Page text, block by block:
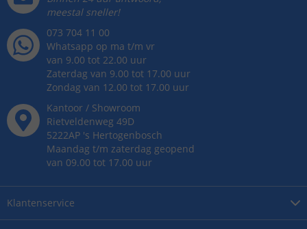
Klantenservice
meestal sneller!
073 704 11 00
Whatsapp op ma t/m vr
van 9.00 tot 22.00 uur
Zaterdag van 9.00 tot 17.00 uur
Zondag van 12.00 tot 17.00 uur
Kantoor / Showroom
Rietveldenweg 49D
5222AP 's Hertogenbosch
Maandag t/m zaterdag geopend
van 09.00 tot 17.00 uur